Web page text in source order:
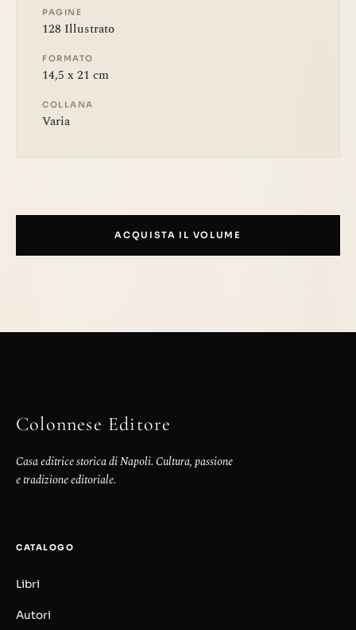
PAGINE
128 Illustrato
FORMATO
14,5 x 21 cm
COLLANA
Varia
ACQUISTA IL VOLUME
Colonnese Editore
Casa editrice storica di Napoli. Cultura, passione
e tradizione editoriale.
CATALOGO
Libri
Autori